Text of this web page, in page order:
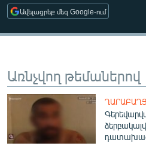
ԿՈՐՈՆԱՎԻՐՈՒՍ
ԲԱՆԱՎԵՃ
ՁԳՏԵԼՈՎ ԼԱՎԱԳՈՒՅՆԻՆ
ՓՈԴՔԱՍԹ
Ավելացրեք մեզ Google-ում
Առնչվող թեմաներով